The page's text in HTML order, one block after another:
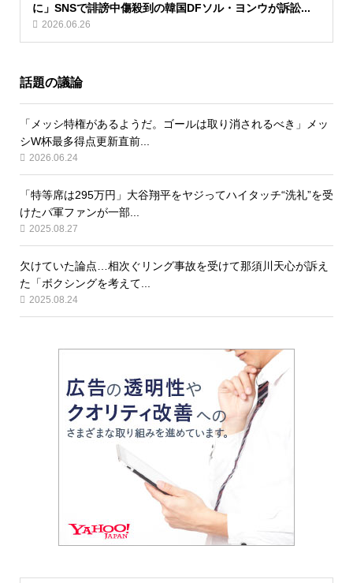
に」SNSで誹謗中傷殺到の韓国DFソル・ヨンウが訴訟...
2026.06.26
話題の議論
「メッシ特権があるようだ。ゴールは取り消されるべき」メッ
シW杯最多得点更新直前...
2026.06.24
「特等席は295万円」大谷翔平をヤジってハイタッチ“洗礼”を受
けたパ軍ファンが一部...
2025.08.27
欠けていた論点…相次ぐリング事故を受けて那須川天心が訴え
た「ボクシングを考えて...
2025.08.24